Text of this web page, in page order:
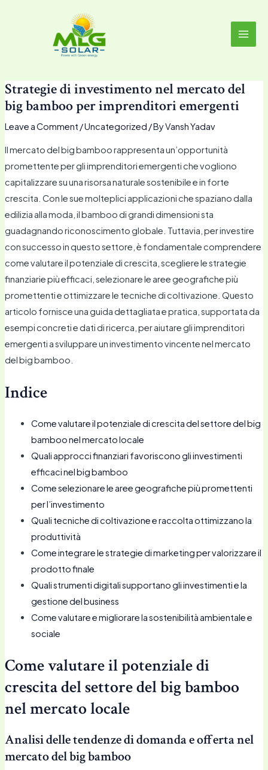
Strategie di investimento nel mercato del
big bamboo per imprenditori emergenti
Leave a Comment /Uncategorized / ByVansh Yadav
Il mercato del big bamboo rappresenta un’opportunità
promettente per gli imprenditori emergenti che vogliono
capitalizzare su una risorsa naturale sostenibile e in forte
crescita. Con le sue molteplici applicazioni che spaziano dalla
edilizia alla moda, il bamboo di grandi dimensioni sta
guadagnando riconoscimento globale. Tuttavia, per investire
con successo in questo settore, è fondamentale comprendere
come valutare il potenziale di crescita, scegliere le strategie
finanziarie più efficaci, selezionare le aree geografiche più
promettenti e ottimizzare le tecniche di coltivazione. Questo
articolo fornisce una guida dettagliata e pratica, supportata da
esempi concreti e dati di ricerca, per aiutare gli imprenditori
emergenti a sviluppare un investimento vincente nel mercato
del big bamboo.
Indice
Come valutare il potenziale di crescita del settore del big
bamboo nel mercato locale
Quali approcci finanziari favoriscono gli investimenti
efficaci nel big bamboo
Come selezionare le aree geografiche più promettenti
per l’investimento
Quali tecniche di coltivazione e raccolta ottimizzano la
produttività
Come integrare le strategie di marketing per valorizzare il
prodotto finale
Quali strumenti digitali supportano gli investimenti e la
gestione del business
Come valutare e migliorare la sostenibilità ambientale e
sociale
Come valutare il potenziale di
crescita del settore del big bamboo
nel mercato locale
Analisi delle tendenze di domanda e offerta nel
mercato del big bamboo